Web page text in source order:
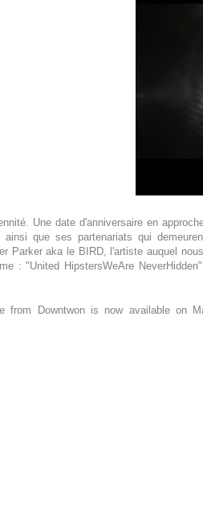
Une date d'anniversaire en
que ses partenariats qui
Parker aka le BIRD, l'artiste auquel
: "United HipstersWeAre
from Downtwon is now available